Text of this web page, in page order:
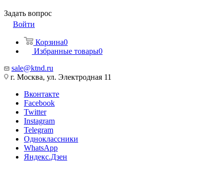
Задать вопрос
Войти
Корзина0
Избранные товары0
sale@ktnd.ru
г. Москва, ул. Электродная 11
Вконтакте
Facebook
Twitter
Instagram
Telegram
Одноклассники
WhatsApp
Яндекс.Дзен